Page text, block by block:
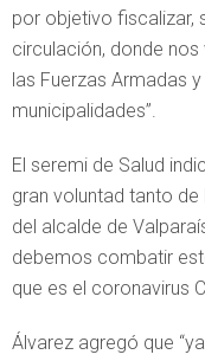
por objetivo fiscalizar,
circulación, donde
las Fuerzas Armadas
municipalidades”.
El seremi de Salud
gran voluntad tanto
del alcalde de
debemos combatir
que es el coronavirus
Álvarez agregó que